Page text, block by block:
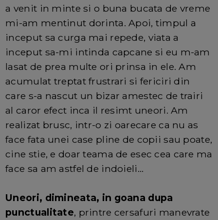
a venit in minte si o buna bucata de vreme
mi-am mentinut dorinta. Apoi, timpul a
inceput sa curga mai repede, viata a
inceput sa-mi intinda capcane si eu m-am
lasat de prea multe ori prinsa in ele. Am
acumulat treptat frustrari si fericiri din
care s-a nascut un bizar amestec de trairi
al caror efect inca il resimt uneori. Am
realizat brusc, intr-o zi oarecare ca nu as
face fata unei case pline de copii sau poate,
cine stie, e doar teama de esec cea care ma
face sa am astfel de indoieli...
Uneori, dimineata, in goana dupa
punctualitate, printre cersafuri manevrate